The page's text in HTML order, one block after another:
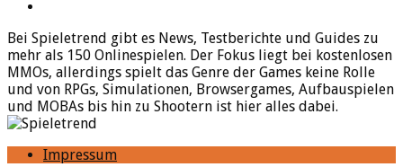
Bei Spieletrend gibt es News, Testberichte und Guides zu
mehr als 150 Onlinespielen. Der Fokus liegt bei kostenlosen
MMOs, allerdings spielt das Genre der Games keine Rolle
und von RPGs, Simulationen, Browsergames, Aufbauspielen
und MOBAs bis hin zu Shootern ist hier alles dabei.
Impressum